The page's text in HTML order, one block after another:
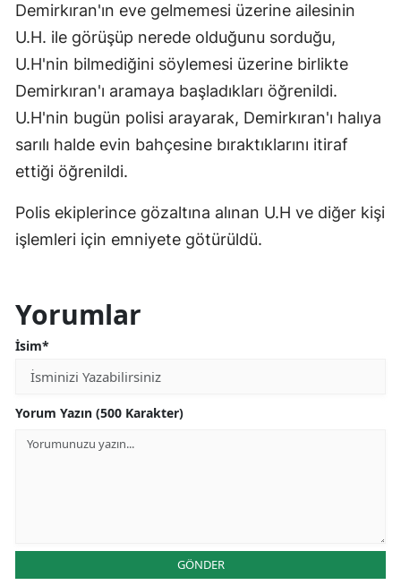
Demirkıran'ın eve gelmemesi üzerine ailesinin
U.H. ile görüşüp nerede olduğunu sorduğu,
U.H'nin bilmediğini söylemesi üzerine birlikte
Demirkıran'ı aramaya başladıkları öğrenildi.
U.H'nin bugün polisi arayarak, Demirkıran'ı halıya
sarılı halde evin bahçesine bıraktıklarını itiraf
ettiği öğrenildi.
Polis ekiplerince gözaltına alınan U.H ve diğer kişi
işlemleri için emniyete götürüldü.
Yorumlar
İsim*
Yorum Yazın (500 Karakter)
GÖNDER